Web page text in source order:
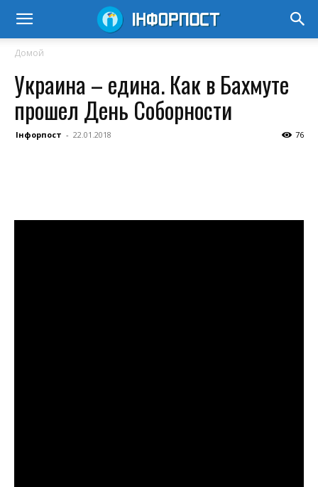
Домой
Украина – едина. Как в Бахмуте
прошел День Соборности
Інфорпост - 22.01.2018 76